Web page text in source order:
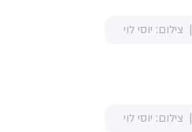
צילום: יוסי לוי
צילום: יוסי לוי